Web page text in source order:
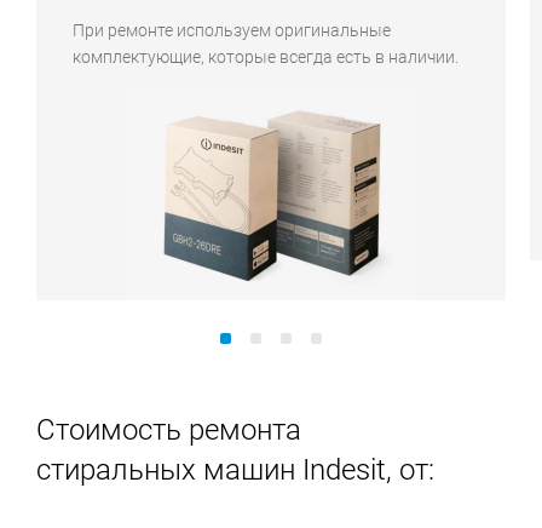
При ремонте используем оригинальные
комплектующие, которые всегда есть в наличии.
Стоимость ремонта
стиральных машин Indesit, от: